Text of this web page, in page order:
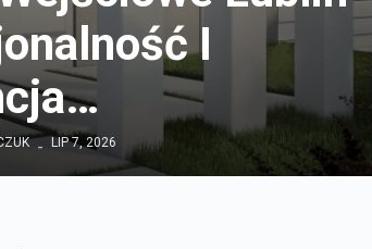
I
LIP 7, 2026